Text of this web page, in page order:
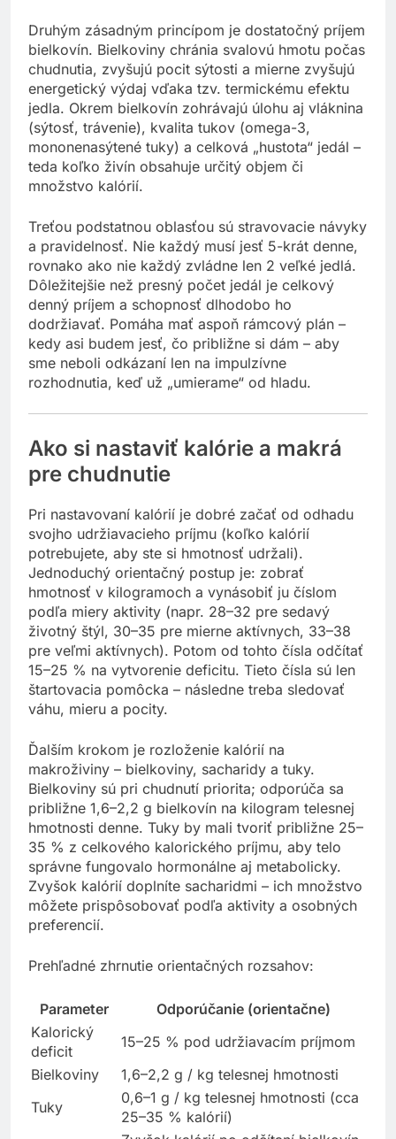
Druhým zásadným princípom je dostatočný príjem
bielkovín. Bielkoviny chránia svalovú hmotu počas
chudnutia, zvyšujú pocit sýtosti a mierne zvyšujú
energetický výdaj vďaka tzv. termickému efektu
jedla. Okrem bielkovín zohrávajú úlohu aj vláknina
(sýtosť, trávenie), kvalita tukov (omega-3,
mononenasýtené tuky) a celková „hustota“ jedál –
teda koľko živín obsahuje určitý objem či
množstvo kalórií.
Treťou podstatnou oblasťou sú stravovacie návyky
a pravidelnosť. Nie každý musí jesť 5-krát denne,
rovnako ako nie každý zvládne len 2 veľké jedlá.
Dôležitejšie než presný počet jedál je celkový
denný príjem a schopnosť dlhodobo ho
dodržiavať. Pomáha mať aspoň rámcový plán –
kedy asi budem jesť, čo približne si dám – aby
sme neboli odkázaní len na impulzívne
rozhodnutia, keď už „umierame“ od hladu.
Ako si nastaviť kalórie a makrá
pre chudnutie
Pri nastavovaní kalórií je dobré začať od odhadu
svojho udržiavacieho príjmu (koľko kalórií
potrebujete, aby ste si hmotnosť udržali).
Jednoduchý orientačný postup je: zobrať
hmotnosť v kilogramoch a vynásobiť ju číslom
podľa miery aktivity (napr. 28–32 pre sedavý
životný štýl, 30–35 pre mierne aktívnych, 33–38
pre veľmi aktívnych). Potom od tohto čísla odčítať
15–25 % na vytvorenie deficitu. Tieto čísla sú len
štartovacia pomôcka – následne treba sledovať
váhu, mieru a pocity.
Ďalším krokom je rozloženie kalórií na
makroživiny – bielkoviny, sacharidy a tuky.
Bielkoviny sú pri chudnutí priorita; odporúča sa
približne 1,6–2,2 g bielkovín na kilogram telesnej
hmotnosti denne. Tuky by mali tvoriť približne 25–
35 % z celkového kalorického príjmu, aby telo
správne fungovalo hormonálne aj metabolicky.
Zvyšok kalórií doplníte sacharidmi – ich množstvo
môžete prispôsobovať podľa aktivity a osobných
preferencií.
Prehľadné zhrnutie orientačných rozsahov:
Parameter
Odporúčanie (orientačne)
Kalorický
deficit
15–25 % pod udržiavacím príjmom
Bielkoviny
1,6–2,2 g / kg telesnej hmotnosti
Tuky
0,6–1 g / kg telesnej hmotnosti (cca
25–35 % kalórií)